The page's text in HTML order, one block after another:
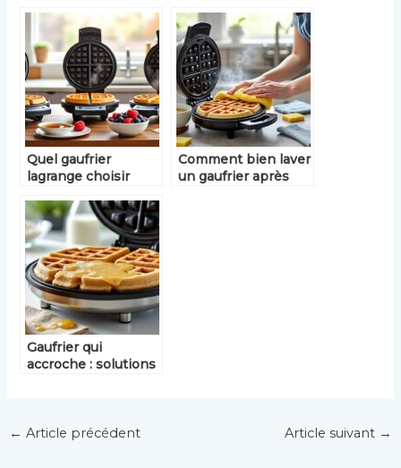
Quel gaufrier
lagrange choisir
parfaites ?
Comment bien laver
un gaufrier après
Gaufrier qui
accroche : solutions
← Article précédent Article suivant →